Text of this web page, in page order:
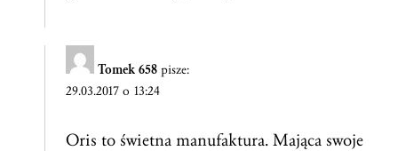
Tomek 658 pisze:
29.03.2017 o 13:24
Oris to świetna manufaktura. Mająca swoje